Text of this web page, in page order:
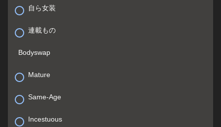
自ら女装
連載もの
Bodyswap
Mature
Same-Age
Incestuous